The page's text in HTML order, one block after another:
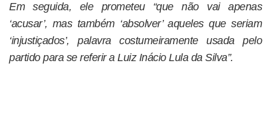
Em seguida, ele prometeu “que não vai apenas
‘acusar’, mas também ‘absolver’ aqueles que seriam
‘injustiçados’, palavra costumeiramente usada pelo
partido para se referir a Luiz Inácio Lula da Silva”.